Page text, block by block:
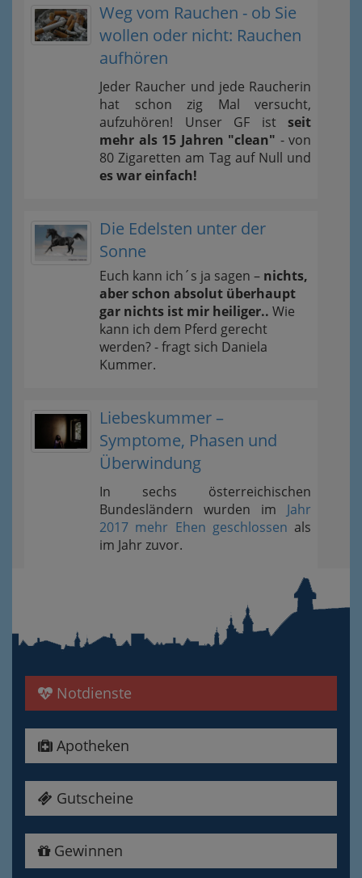
Weg vom Rauchen - ob Sie
wollen oder nicht: Rauchen
aufhören
Jeder Raucher und jede Raucherin
hat schon zig Mal versucht,
aufzuhören! Unser GF ist seit
mehr als 15 Jahren "clean" - von
80 Zigaretten am Tag auf Null und
es war einfach!
Die Edelsten unter der
Sonne
Euch kann ich´s ja sagen – nichts,
aber schon absolut überhaupt
gar nichts ist mir heiliger.. Wie
kann ich dem Pferd gerecht
werden? - fragt sich Daniela
Kummer.
Liebeskummer –
Symptome, Phasen und
Überwindung
In sechs österreichischen
Bundesländern wurden im Jahr
2017 mehr Ehen geschlossen als
im Jahr zuvor.
Notdienste
Apotheken
Gutscheine
Gewinnen